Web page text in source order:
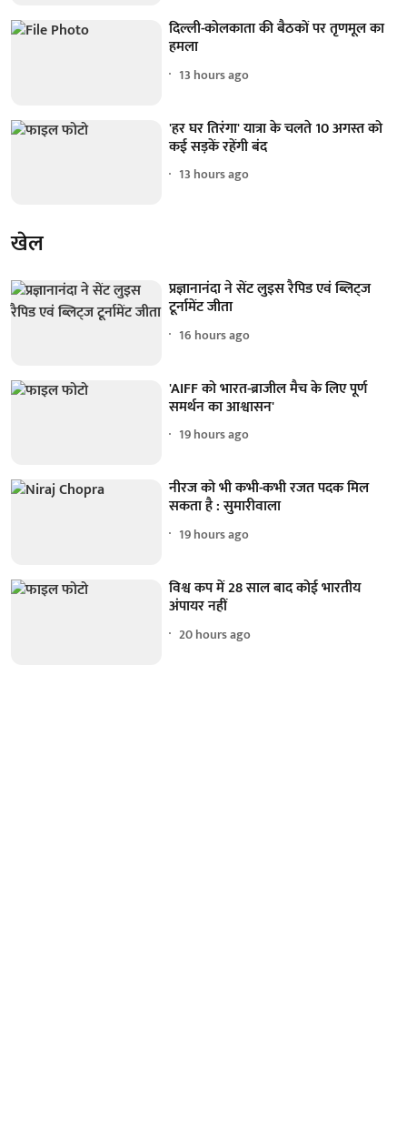
दिल्ली-कोलकाता की बैठकों पर तृणमूल का
हमला
13 hours ago
'हर घर तिरंगा' यात्रा के चलते 10 अगस्त को
कई सड़कें रहेंगी बंद
13 hours ago
खेल
प्रज्ञानानंदा ने सेंट लुइस रैपिड एवं ब्लिट्ज
टूर्नामेंट जीता
16 hours ago
'AIFF को भारत-ब्राजील मैच के लिए पूर्ण
समर्थन का आश्वासन'
19 hours ago
नीरज को भी कभी-कभी रजत पदक मिल
सकता है : सुमारीवाला
19 hours ago
विश्व कप में 28 साल बाद कोई भारतीय
अंपायर नहीं
20 hours ago